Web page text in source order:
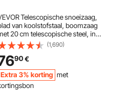
vevor 220v
Telescopische snoeizaag,
van koolstofstaal, boomzaag
20 cm telescopische steel, in
hoogte verstelbaar van 2,24 m tot
8,24 m, handzaag, stokzaag,
zaag met handgreep,
voor
snoeiwerkzaamheden
(1,690)
90€
Extra 3% korting met